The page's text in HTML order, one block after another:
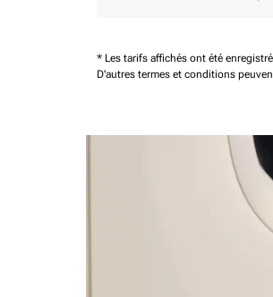
* Les tarifs affichés ont été
D'autres termes et conditions